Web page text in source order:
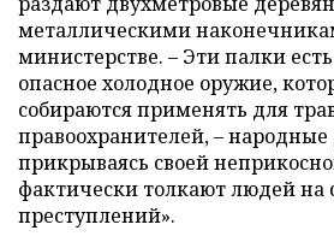
металлическими
министерстве. – Эти палки
опасное холодное оружие,
собираются применять для
правоохранителей, –
прикрываясь своей
фактически толкают людей на
преступлений».